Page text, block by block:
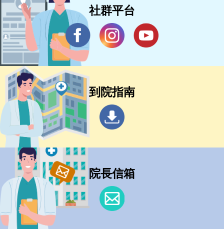
社群平台
到院指南
院長信箱